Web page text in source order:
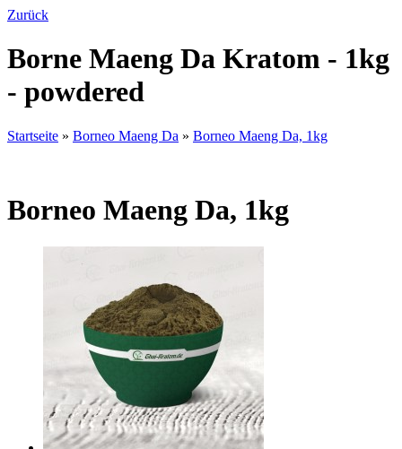
Zurück
Borne Maeng Da Kratom - 1kg
- powdered
Startseite » Borneo Maeng Da » Borneo Maeng Da, 1kg
Borneo Maeng Da, 1kg